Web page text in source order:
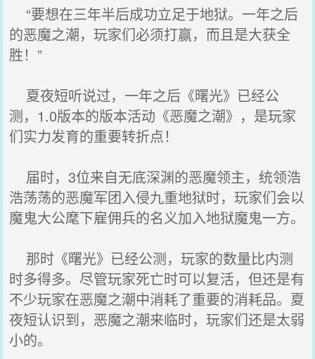
“要想在三年半后成功立足于地狱。一年之后
的恶魔之潮，玩家们必须打赢，而且是大获全
胜！”
夏夜短听说过，一年之后《曙光》已经公
测，1.0版本的版本活动《恶魔之潮》，是玩家
们实力发育的重要转折点！
届时，3位来自无底深渊的恶魔领主，统领浩
浩荡荡的恶魔军团入侵九重地狱时，玩家们会以
魔鬼大公麾下雇佣兵的名义加入地狱魔鬼一方。
那时《曙光》已经公测，玩家的数量比内测
时多得多。尽管玩家死亡时可以复活，但还是有
不少玩家在恶魔之潮中消耗了重要的消耗品。夏
夜短认识到，恶魔之潮来临时，玩家们还是太弱
小的。